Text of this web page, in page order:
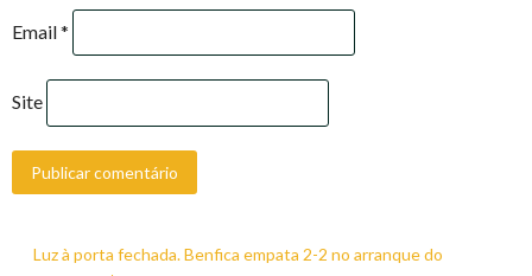
Email*
Site
Luz à porta fechada. Benfica empata 2-2 no arranque do